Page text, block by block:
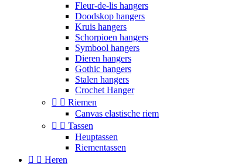
Fleur-de-lis hangers
Doodskop hangers
Kruis hangers
Schorpioen hangers
Symbool hangers
Dieren hangers
Gothic hangers
Stalen hangers
Crochet Hanger
  Riemen
Canvas elastische riem
  Tassen
Heuptassen
Riementassen
  Heren